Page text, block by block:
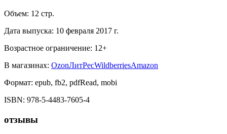
Объем: 12 стр.
Дата выпуска: 10 февраля 2017 г.
Возрастное ограничение: 12+
В магазинах: OzonЛитРесWildberriesAmazon
Формат: epub, fb2, pdfRead, mobi
ISBN: 978-5-4483-7605-4
отзывы